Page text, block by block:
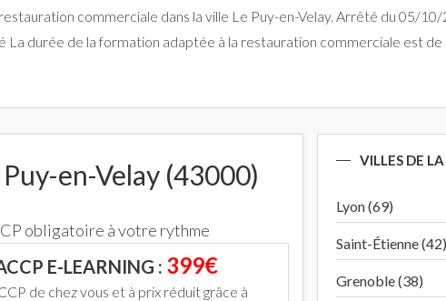
commerciale dans la ville Le Puy-en-Velay. Arrêté du 05/
La durée de la formation adaptée à la restauration commerciale est
en-Velay (43000)
obligatoire à votre rythme
E-LEARNING : 399€
de chez vous et à prix réduit grâce à
VILLES DE
Lyon (69)
Saint-Étienne (42)
Grenoble (38)